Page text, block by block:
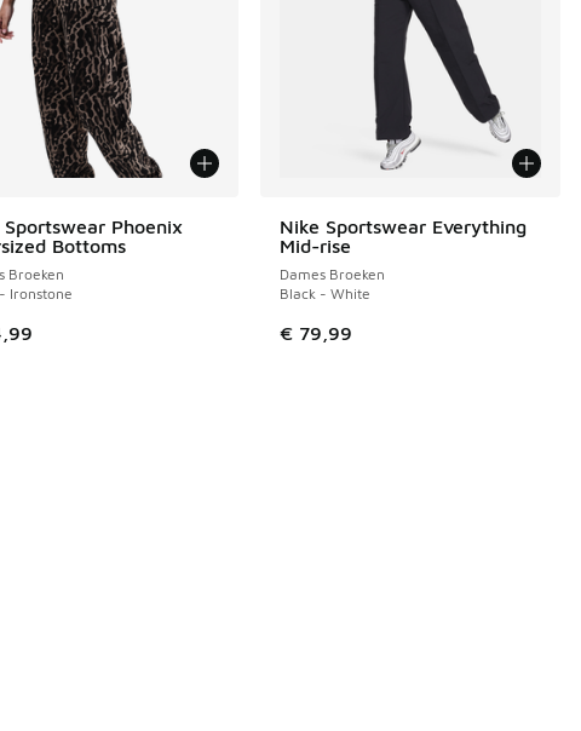
Sportswear Phoenix
Bottoms
Broeken
Ironstone
Nike Sportswear Everything
Mid-rise
Dames Broeken
Black - White
€ 79,99